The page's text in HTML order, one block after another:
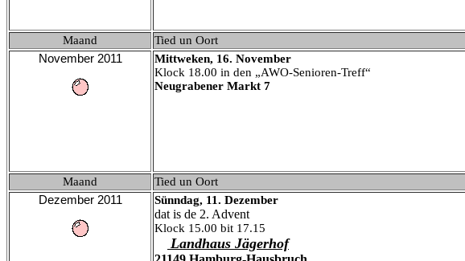
Maand Tied un Oort
November2011 Mittweken, 16. November
Klock 18.00 in den „AWO-Senioren-Treff“
Neugrabener Markt 7
Maand Tied un Oort
Dezember2011 Sünndag, 11. Dezember
dat is de 2. Advent
Klock 15.00 bit 17.15
Landhaus Jägerhof